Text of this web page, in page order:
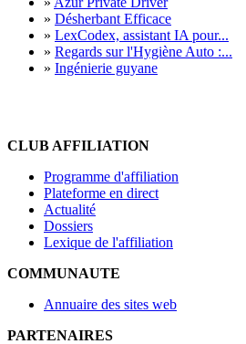
» Désherbant Efficace
» LexCodex, assistant IA pour...
» Regards sur l'Hygiène Auto :...
» Ingénierie guyane
CLUB AFFILIATION
Programme d'affiliation
Plateforme en direct
Actualité
Dossiers
Lexique de l'affiliation
COMMUNAUTE
Annuaire des sites web
PARTENAIRES